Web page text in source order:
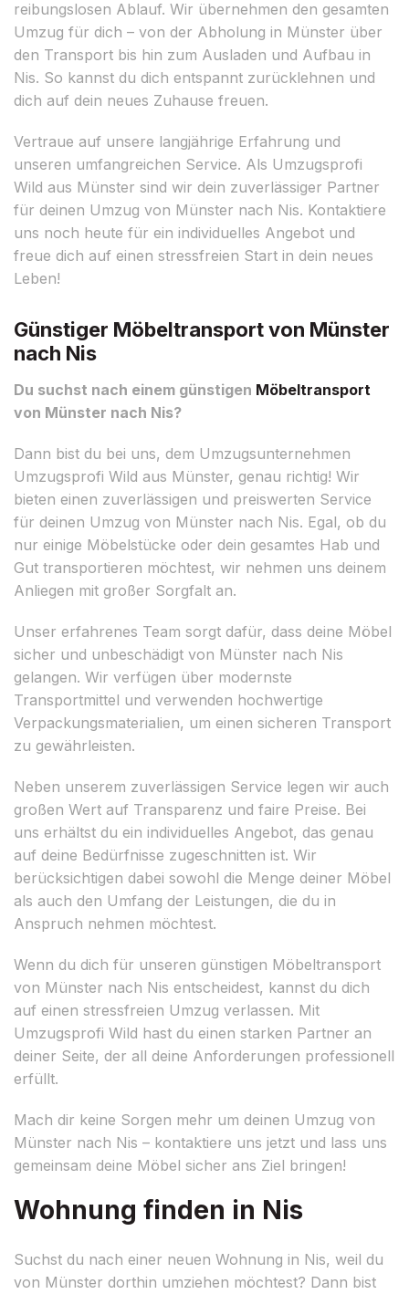
reibungslosen Ablauf. Wir übernehmen den gesamten
Umzug für dich – von der Abholung in Münster über
den Transport bis hin zum Ausladen und Aufbau in
Nis. So kannst du dich entspannt zurücklehnen und
dich auf dein neues Zuhause freuen.
Vertraue auf unsere langjährige Erfahrung und
unseren umfangreichen Service. Als Umzugsprofi
Wild aus Münster sind wir dein zuverlässiger Partner
für deinen Umzug von Münster nach Nis. Kontaktiere
uns noch heute für ein individuelles Angebot und
freue dich auf einen stressfreien Start in dein neues
Leben!
Günstiger Möbeltransport von Münster
nach Nis
Du suchst nach einem günstigen Möbeltransport
von Münster nach Nis?
Dann bist du bei uns, dem Umzugsunternehmen
Umzugsprofi Wild aus Münster, genau richtig! Wir
bieten einen zuverlässigen und preiswerten Service
für deinen Umzug von Münster nach Nis. Egal, ob du
nur einige Möbelstücke oder dein gesamtes Hab und
Gut transportieren möchtest, wir nehmen uns deinem
Anliegen mit großer Sorgfalt an.
Unser erfahrenes Team sorgt dafür, dass deine Möbel
sicher und unbeschädigt von Münster nach Nis
gelangen. Wir verfügen über modernste
Transportmittel und verwenden hochwertige
Verpackungsmaterialien, um einen sicheren Transport
zu gewährleisten.
Neben unserem zuverlässigen Service legen wir auch
großen Wert auf Transparenz und faire Preise. Bei
uns erhältst du ein individuelles Angebot, das genau
auf deine Bedürfnisse zugeschnitten ist. Wir
berücksichtigen dabei sowohl die Menge deiner Möbel
als auch den Umfang der Leistungen, die du in
Anspruch nehmen möchtest.
Wenn du dich für unseren günstigen Möbeltransport
von Münster nach Nis entscheidest, kannst du dich
auf einen stressfreien Umzug verlassen. Mit
Umzugsprofi Wild hast du einen starken Partner an
deiner Seite, der all deine Anforderungen professionell
erfüllt.
Mach dir keine Sorgen mehr um deinen Umzug von
Münster nach Nis – kontaktiere uns jetzt und lass uns
gemeinsam deine Möbel sicher ans Ziel bringen!
Wohnung finden in Nis
Suchst du nach einer neuen Wohnung in Nis, weil du
von Münster dorthin umziehen möchtest? Dann bist